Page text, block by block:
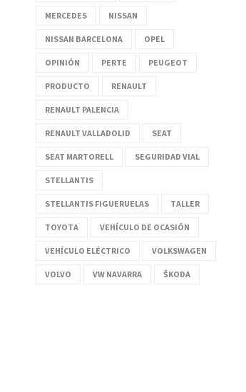
MERCEDES NISSAN
NISSAN BARCELONA OPEL
OPINIÓN PERTE PEUGEOT
PRODUCTO RENAULT
RENAULT PALENCIA
RENAULT VALLADOLID SEAT
SEAT MARTORELL SEGURIDAD VIAL
STELLANTIS
STELLANTIS FIGUERUELAS TALLER
TOYOTA VEHÍCULO DE OCASIÓN
VEHÍCULO ELÉCTRICO VOLKSWAGEN
VOLVO VW NAVARRA ŠKODA